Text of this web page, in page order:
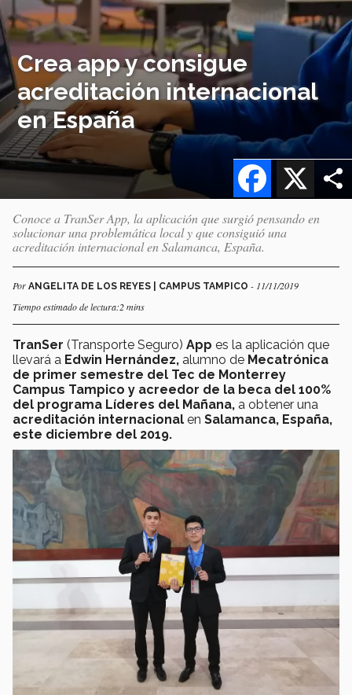
Crea app y consigue
acreditación internacional
en España
X
Facebook
Conoce a TranSer App, la aplicación que surgió pensando en
solucionar una problemática local y que consiguió una
acreditación internacional en Salamanca, España.
Por ANGELITA DE LOS REYES | CAMPUS TAMPICO - 11/11/2019
Tiempo estimado de lectura:2 mins
TranSer (Transporte Seguro) App es la aplicación que
llevará a Edwin Hernández, alumno de Mecatrónica
de primer semestre del Tec de Monterrey
Campus Tampico y acreedor de la beca del 100%
del programa Líderes del Mañana, a obtener una
acreditación internacional en Salamanca, España,
este diciembre del 2019.